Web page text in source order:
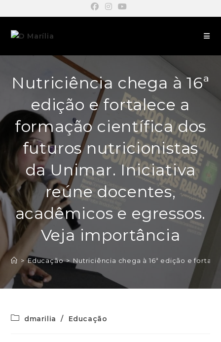
Nutriciência chega à 16ª
edição e fortalece a
formação científica dos
futuros nutricionistas
da Unimar. Iniciativa
reúne docentes,
acadêmicos e egressos.
Veja importância
> Educação > Nutriciência chega à 16ª edição e
dmarilia / Educação